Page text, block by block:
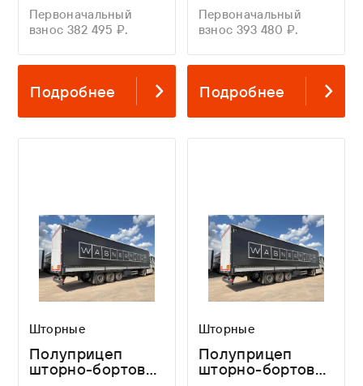
Первоначальный
взнос 382 495 ₽.
Подробнее
Первоначальный
взнос 393 480 ₽.
Подробнее
Шторные
Полуприцеп
шторно-бортовой
Шторные
Полуприцеп
шторно-бортовой